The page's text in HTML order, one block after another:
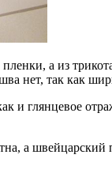
а из
нет, так как
глянцевое
а швейцарский